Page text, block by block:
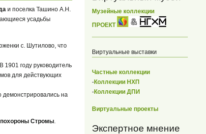
и поселка Ташино А.Н.
усадьбы
с. Шутилово, что
1901 году руководитель
для действующих
на
похороны Стромы.
Музейные коллекции
ПРОЕКТ
Виртуальные выставки
Частные коллекции
-Коллекции НХП
-Коллекции ДПИ
Виртуальные проекты
Экспертное мнение